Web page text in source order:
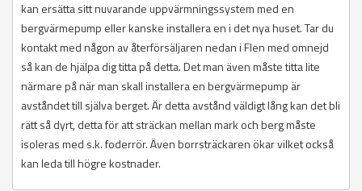
kan ersätta sitt nuvarande uppvärmningssystem med en
bergvärmepump eller kanske installera en i det nya huset. Tar du
kontakt med någon av återförsäljaren nedan i Flen med omnejd
så kan de hjälpa dig titta på detta. Det man även måste titta lite
närmare på när man skall installera en bergvärmepump är
avståndet till själva berget. Är detta avstånd väldigt lång kan det bli
rätt så dyrt, detta för att sträckan mellan mark och berg måste
isoleras med s.k. foderrör. Även borrsträckaren ökar vilket också
kan leda till högre kostnader.